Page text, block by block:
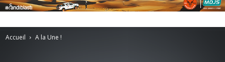
Accueil A la Une !